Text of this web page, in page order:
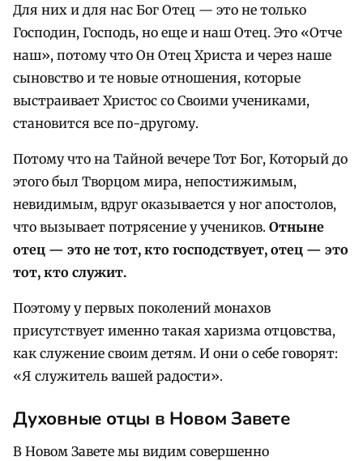
Для них и для нас Бог Отец — это не только
Господин, Господь, но еще и наш Отец. Это «Отче
наш», потому что Он Отец Христа и через наше
сыновство и те новые отношения, которые
выстраивает Христос со Своими учениками,
становится все по-другому.
Потому что на Тайной вечере Тот Бог, Который до
этого был Творцом мира, непостижимым,
невидимым, вдруг оказывается у ног апостолов,
что вызывает потрясение у учеников. Отныне
отец — это не тот, кто господствует, отец — это
тот, кто служит.
Поэтому у первых поколений монахов
присутствует именно такая харизма отцовства,
как служение своим детям. И они о себе говорят:
«Я служитель вашей радости».
Духовные отцы в Новом Завете
В Новом Завете мы видим совершенно